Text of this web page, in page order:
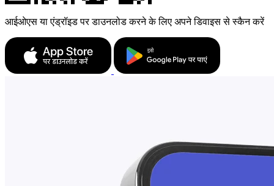
आईओएस या एंड्रॉइड पर डाउनलोड करने के लिए अपने डिवाइस से स्कैन करें